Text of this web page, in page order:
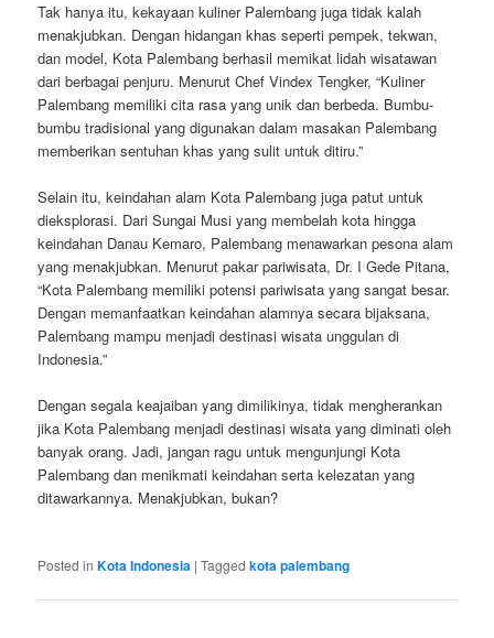
Tak hanya itu, kekayaan kuliner Palembang juga tidak kalah
menakjubkan. Dengan hidangan khas seperti pempek, tekwan,
dan model, Kota Palembang berhasil memikat lidah wisatawan
dari berbagai penjuru. Menurut Chef Vindex Tengker, “Kuliner
Palembang memiliki cita rasa yang unik dan berbeda. Bumbu-
bumbu tradisional yang digunakan dalam masakan Palembang
memberikan sentuhan khas yang sulit untuk ditiru.”
Selain itu, keindahan alam Kota Palembang juga patut untuk
dieksplorasi. Dari Sungai Musi yang membelah kota hingga
keindahan Danau Kemaro, Palembang menawarkan pesona alam
yang menakjubkan. Menurut pakar pariwisata, Dr. I Gede Pitana,
“Kota Palembang memiliki potensi pariwisata yang sangat besar.
Dengan memanfaatkan keindahan alamnya secara bijaksana,
Palembang mampu menjadi destinasi wisata unggulan di
Indonesia.”
Dengan segala keajaiban yang dimilikinya, tidak mengherankan
jika Kota Palembang menjadi destinasi wisata yang diminati oleh
banyak orang. Jadi, jangan ragu untuk mengunjungi Kota
Palembang dan menikmati keindahan serta kelezatan yang
ditawarkannya. Menakjubkan, bukan?
Posted in Kota Indonesia |Tagged kota palembang